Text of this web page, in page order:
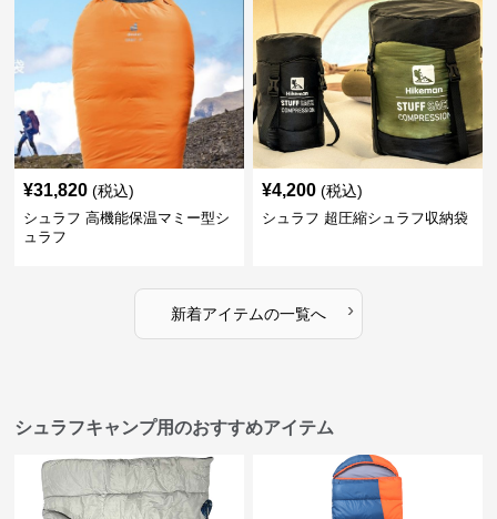
¥31,820 (税込)
シュラフ 高機能保温マミー型シ
ュラフ
¥4,200 (税込)
シュラフ 超圧縮シュラフ収納袋
新着アイテムの一覧へ ›
シュラフキャンプ用のおすすめアイテム